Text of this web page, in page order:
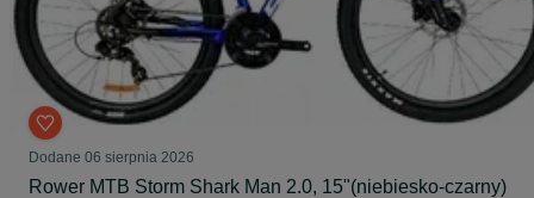
Dodane 06 sierpnia 2026
Rower MTB Storm Shark Man 2.0, 15"(niebiesko-czarny)